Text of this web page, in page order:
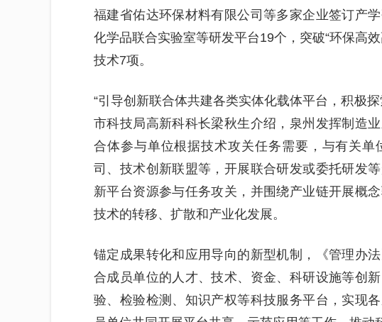
福建省佑达环保材料有限公司等多家企业签订产
化学品联合实验室等研发平台19个，突破“环保高
技术7项。
“引导创新联合体共建各类实体化载体平台，积极探
市科技局高新科科长梁秋生介绍，泉州发挥制造
合体参与单位根据技术攻关任务需要，与有关
司、技术创新联盟等，开展联合研发或委托研发
新平台资源参与任务攻关，并围绕产业链开展概
技术的转移、扩散和产业化发展。
锚定成果转化和应用导向的新型机制，《管理办
合成员单位的人才、技术、资金、科研设施等创
验、检验检测、知识产权等科技服务平台，实现